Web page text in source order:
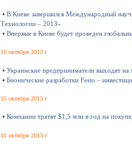
• В Киеве завершился Международный
Технологии – 2013»
• Впервые в Киеве будет проведен
16 октября 2013 г
• Украинские предприниматели выходят
• Бионические разработки Festo –
15 октября 2013 г
• Компании тратят $1,5 млн в год на
11 октября 2013 г